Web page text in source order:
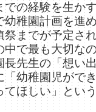
での経験を生か
幼稚園計画を進
祭までが予定さ
中で最も大切な
長先生の「想い
「幼稚園児がで
てほしい」とい